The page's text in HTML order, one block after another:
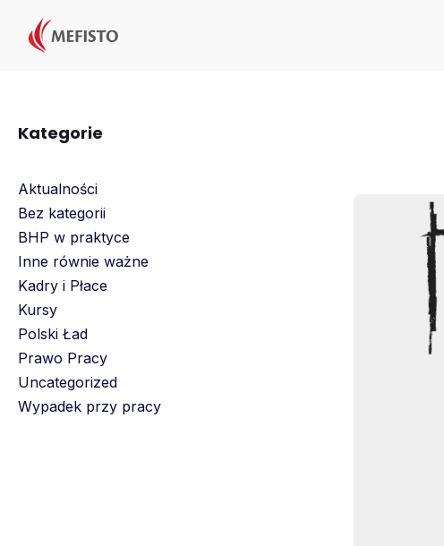
Kategorie
Aktualności
Bez kategorii
BHP w praktyce
Inne równie ważne
Kadry i Płace
Kursy
Polski Ład
Prawo Pracy
Uncategorized
Wypadek przy pracy